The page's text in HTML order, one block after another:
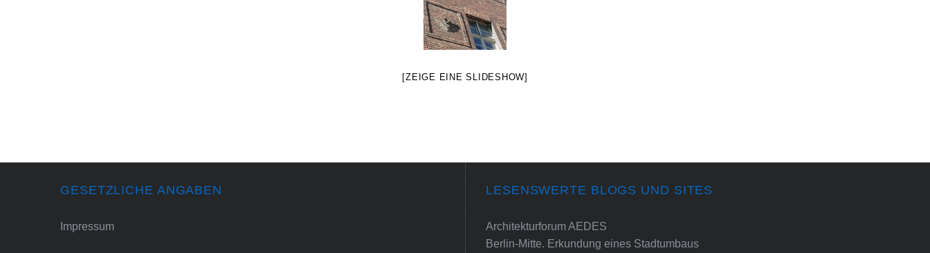
[ZEIGE EINE SLIDESHOW]
GESETZLICHE ANGABEN
Impressum
LESENSWERTE BLOGS UND SITES
Architekturforum AEDES
Berlin-Mitte. Erkundung eines Stadtumbaus